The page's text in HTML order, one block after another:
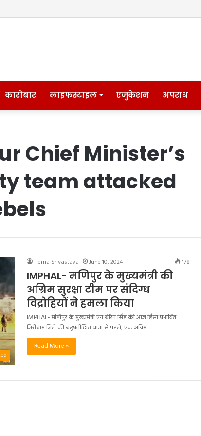
कारोबार लाइफस्टाइल एजुकेशन अपराध
Chief Minister’s
team attacked
Hema Srivastava June 10, 2024 178
IMPHAL- मणिपुर के मुख्यमंत्री की
अग्रिम सुरक्षा टीम पर संदिग्ध
विद्रोहियों ने हमला किया
IMPHAL- मणिपुर के मुख्यमंत्री एन बीरेन सिंह की आज हिंसा प्रभावित
जिरीबाम जिले की बहुप्रतीक्षित यात्रा से पहले, एक अग्रिम…
Read More »